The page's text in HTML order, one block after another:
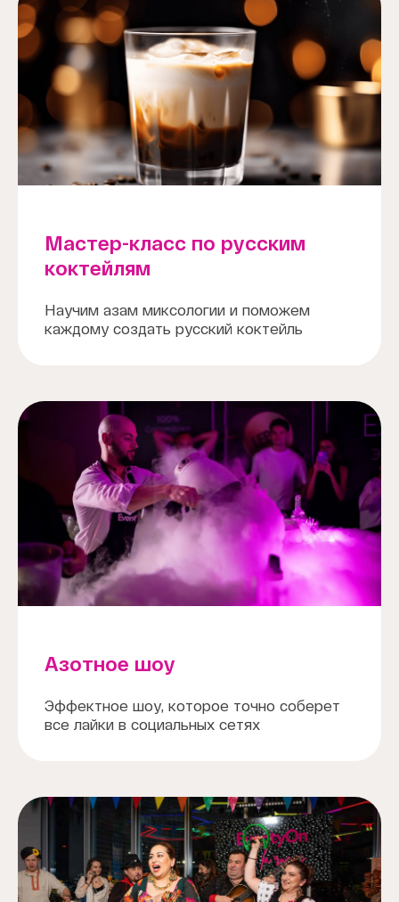
Мастер-класс по русским
коктейлям
Научим азам миксологии и поможем
каждому создать русский коктейль
Азотное шоу
Эффектное шоу, которое точно соберет
все лайки в социальных сетях